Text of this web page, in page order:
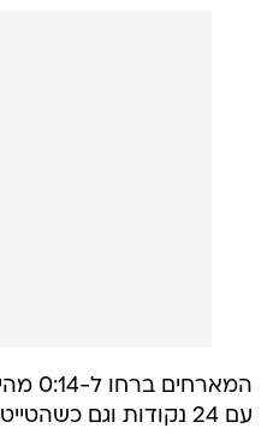
עם 24 נקודות וגם